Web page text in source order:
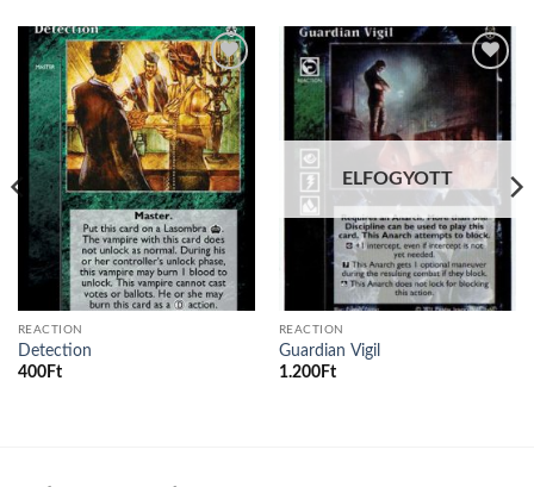
Add to
wishlist
REACTION
Detection
400Ft
Add to
ELFOGYOTT
REACTION
Guardian Vigil
1.200Ft